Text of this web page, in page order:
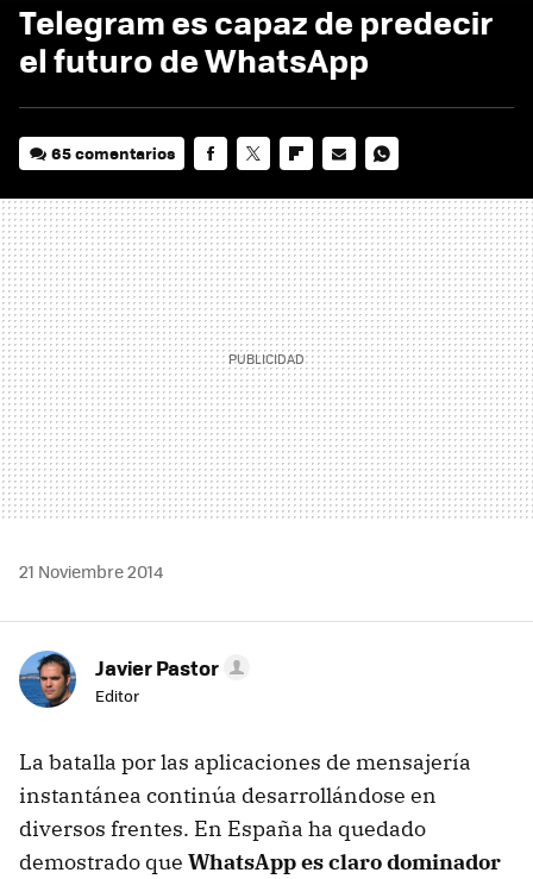
Telegram es capaz de predecir
el futuro de WhatsApp
65 comentarios
MAIL
21 Noviembre 2014
Javier Pastor
Editor
La batalla por las aplicaciones de mensajería
instantánea continúa desarrollándose en
diversos frentes. En España ha quedado
demostrado que WhatsApp es claro dominador